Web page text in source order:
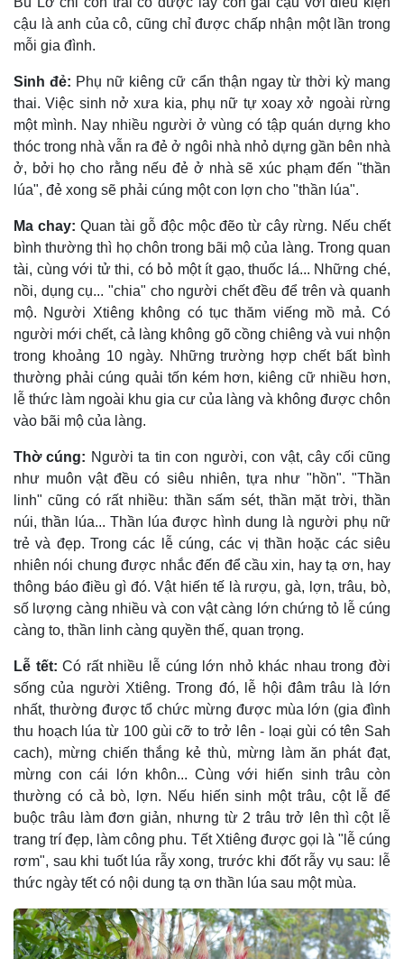
cậu là anh của cô, cũng chỉ được chấp nhận một lần trong
mỗi gia đình.
Sinh đẻ: Phụ nữ kiêng cữ cẩn thận ngay từ thời kỳ mang
thai. Việc sinh nở xưa kia, phụ nữ tự xoay xở ngoài rừng
một mình. Nay nhiều người ở vùng có tập quán dựng kho
thóc trong nhà vẫn ra đẻ ở ngôi nhà nhỏ dựng gần bên nhà
ở, bởi họ cho rằng nếu đẻ ở nhà sẽ xúc phạm đến "thần
lúa", đẻ xong sẽ phải cúng một con lợn cho "thần lúa".
Ma chay: Quan tài gỗ độc mộc đẽo từ cây rừng. Nếu chết
bình thường thì họ chôn trong bãi mộ của làng. Trong quan
tài, cùng với tử thi, có bỏ một ít gạo, thuốc lá... Những ché,
nồi, dụng cụ... "chia" cho người chết đều để trên và quanh
mộ. Người Xtiêng không có tục thăm viếng mồ mả. Có
người mới chết, cả làng không gõ cồng chiêng và vui nhộn
trong khoảng 10 ngày. Những trường hợp chết bất bình
thường phải cúng quải tốn kém hơn, kiêng cữ nhiều hơn,
lễ thức làm ngoài khu gia cư của làng và không được chôn
vào bãi mộ của làng.
Thờ cúng: Người ta tin con người, con vật, cây cối cũng
như muôn vật đều có siêu nhiên, tựa như "hồn". "Thần
linh" cũng có rất nhiều: thần sấm sét, thần mặt trời, thần
núi, thần lúa... Thần lúa được hình dung là người phụ nữ
trẻ và đẹp. Trong các lễ cúng, các vị thần hoặc các siêu
nhiên nói chung được nhắc đến để cầu xin, hay tạ ơn, hay
thông báo điều gì đó. Vật hiến tế là rượu, gà, lợn, trâu, bò,
số lượng càng nhiều và con vật càng lớn chứng tỏ lễ cúng
càng to, thần linh càng quyền thế, quan trọng.
Lễ tết:Có rất nhiều lễ cúng lớn nhỏ khác nhau trong đời
sống của người Xtiêng. Trong đó, lễ hội đâm trâu là lớn
nhất, thường được tổ chức mừng được mùa lớn (gia đình
thu hoạch lúa từ 100 gùi cỡ to trở lên - loại gùi có tên Sah
cach), mừng chiến thắng kẻ thù, mừng làm ăn phát đạt,
mừng con cái lớn khôn... Cùng với hiến sinh trâu còn
thường có cả bò, lợn. Nếu hiến sinh một trâu, cột lễ để
buộc trâu làm đơn giản, nhưng từ 2 trâu trở lên thì cột lễ
trang trí đẹp, làm công phu. Tết Xtiêng được gọi là "lễ cúng
rơm", sau khi tuốt lúa rẫy xong, trước khi đốt rẫy vụ sau: lễ
thức ngày tết có nội dung tạ ơn thần lúa sau một mùa.